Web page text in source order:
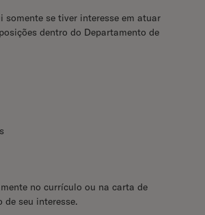
somente se tiver interesse em atuar
dentro do Departamento de
no currículo ou na carta de
de seu interesse.